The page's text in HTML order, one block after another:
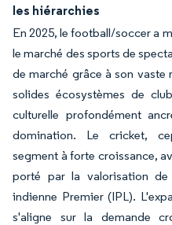
les hiérarchies
En 2025, le football/soccer a
le marché des sports de
de marché grâce à son vaste
solides écosystèmes de
culturelle profondément
domination. Le cricket,
segment à forte croissance,
porté par la valorisation
indienne Premier (IPL).
s'aligne sur la demande